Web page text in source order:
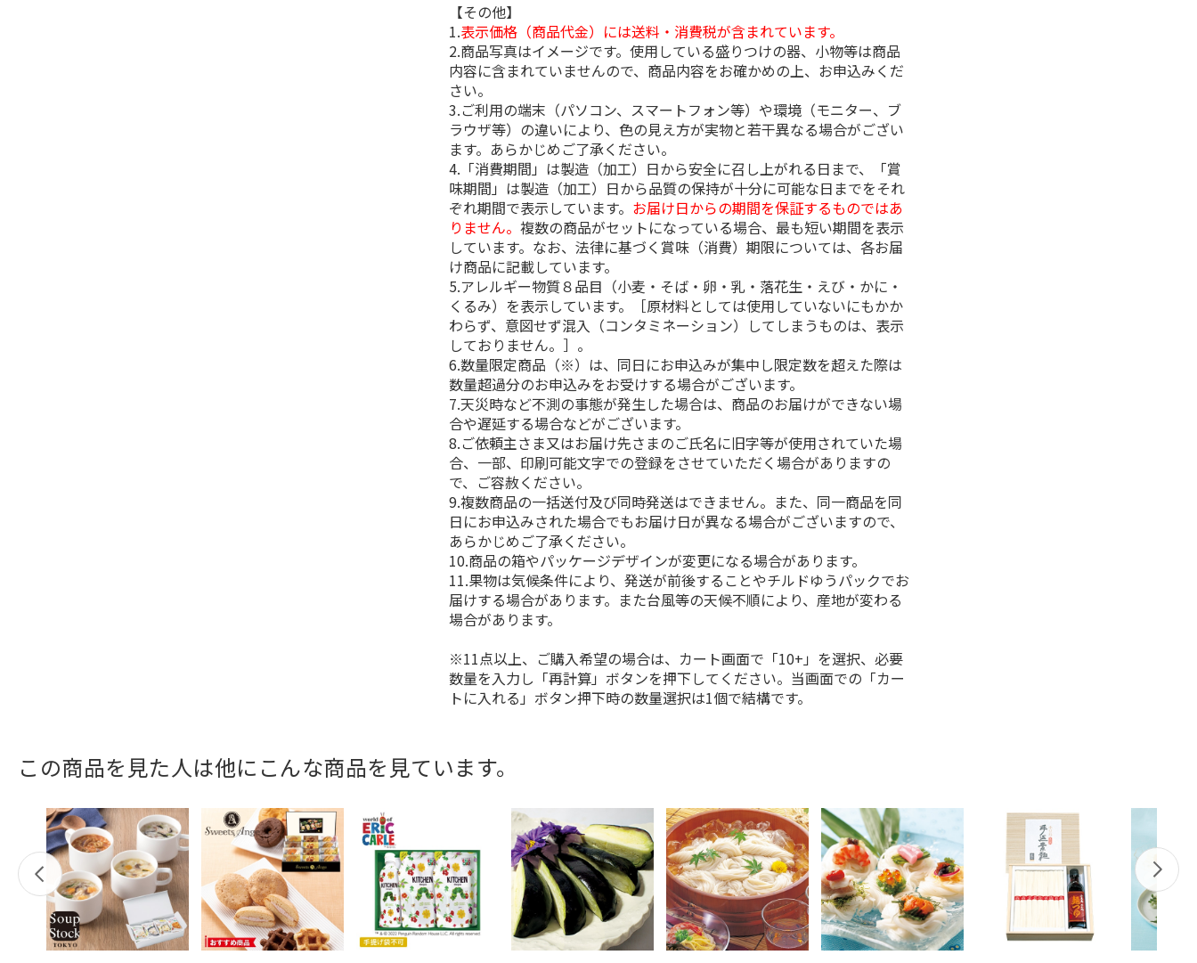
【その他】
1.表示価格（商品代金）には送料・消費税が含まれています。
2.商品写真はイメージです。使用している盛りつけの器、小物等は商品
内容に含まれていませんので、商品内容をお確かめの上、お申込みくだ
さい。
3.ご利用の端末（パソコン、スマートフォン等）や環境（モニター、ブ
ラウザ等）の違いにより、色の見え方が実物と若干異なる場合がござい
ます。あらかじめご了承ください。
4.「消費期間」は製造（加工）日から安全に召し上がれる日まで、「賞
味期間」は製造（加工）日から品質の保持が十分に可能な日までをそれ
ぞれ期間で表示しています。 お届け日からの期間を保証するものではあ
りません。複数の商品がセットになっている場合、最も短い期間を表示
しています。なお、法律に基づく賞味（消費）期限については、各お届
け商品に記載しています。
5.アレルギー物質８品目（小麦・そば・卵・乳・落花生・えび・かに・
くるみ）を表示しています。［原材料としては使用していないにもかか
わらず、意図せず混入（コンタミネーション）してしまうものは、表示
しておりません。］。
6.数量限定商品（※）は、同日にお申込みが集中し限定数を超えた際は
数量超過分のお申込みをお受けする場合がございます。
7.天災時など不測の事態が発生した場合は、商品のお届けができない場
合や遅延する場合などがございます。
8.ご依頼主さま又はお届け先さまのご氏名に旧字等が使用されていた場
合、一部、印刷可能文字での登録をさせていただく場合がありますの
で、ご容赦ください。
9.複数商品の一括送付及び同時発送はできません。また、同一商品を同
日にお申込みされた場合でもお届け日が異なる場合がございますので、
あらかじめご了承ください。
10.商品の箱やパッケージデザインが変更になる場合があります。
11.果物は気候条件により、発送が前後することやチルドゆうパックでお
届けする場合があります。また台風等の天候不順により、産地が変わる
場合があります。
※11点以上、ご購入希望の場合は、カート画面で「10+」を選択、必要
数量を入力し「再計算」ボタンを押下してください。当画面での「カー
トに入れる」ボタン押下時の数量選択は1個で結構です。
この商品を見た人は他にこんな商品を見ています。